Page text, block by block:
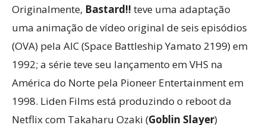
Originalmente, Bastard!! teve uma adaptação
uma animação de vídeo original de seis episódios
(OVA) pela AIC (Space Battleship Yamato 2199) em
1992; a série teve seu lançamento em VHS na
América do Norte pela Pioneer Entertainment em
1998. Liden Films está produzindo o reboot da
Netflix com Takaharu Ozaki (Goblin Slayer)